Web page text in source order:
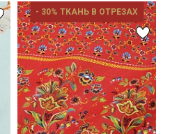
- 30% ТКАНЬ В ОТРЕЗАХ